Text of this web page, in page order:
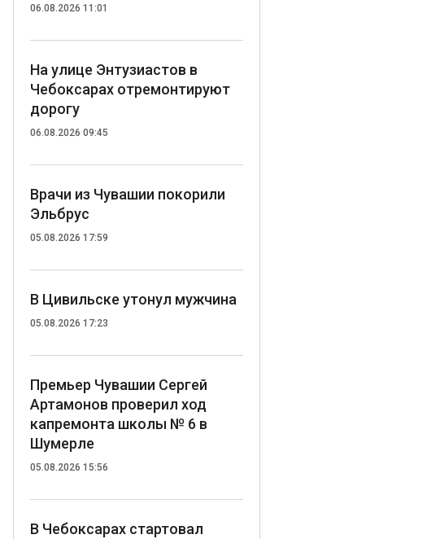
06.08.2026 11:01
На улице Энтузиастов в
Чебоксарах отремонтируют
дорогу
06.08.2026 09:45
Врачи из Чувашии покорили
Эльбрус
05.08.2026 17:59
В Цивильске утонул мужчина
05.08.2026 17:23
Премьер Чувашии Сергей
Артамонов проверил ход
капремонта школы № 6 в
Шумерле
05.08.2026 15:56
В Чебоксарах стартовал